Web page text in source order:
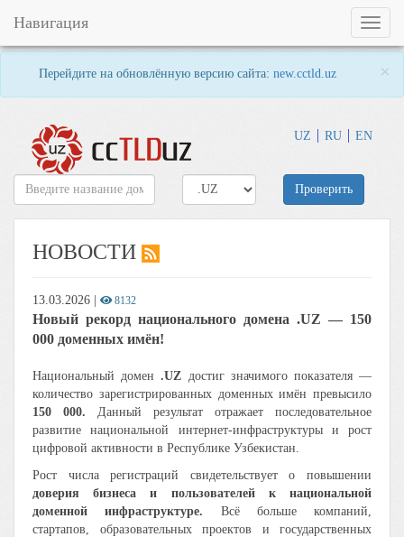
Перейдите на обновлённую версию сайта: new.cctld.uz ×
UZ RU EN
Toggle
Навигация
Проверить
НОВОСТИ
13.03.2026 8132
Новый рекорд национального домена .UZ — 150
000 доменных имён!
Национальный домен.UZ достиг значимого показателя —
количество зарегистрированных доменных имён превысило
150 000. Данный результат отражает последовательное
развитие национальной интернет-инфраструктуры и рост
цифровой активности в Республике Узбекистан.
Рост числа регистраций свидетельствует о повышении
доверия бизнеса и пользователей к национальной
доменной инфраструктуре. Всё больше компаний,
стартапов, образовательных проектов и государственных